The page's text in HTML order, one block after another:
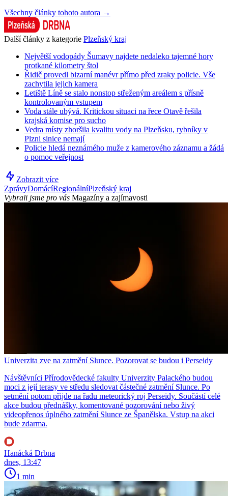
Všechny články tohoto autora →
Další články z kategorie Plzeňský kraj
Největší vodopády Šumavy najdete nedaleko tajemné hory
protkané kilometry štol
Řidič provedl bizarní manévr přímo před zraky policie. Vše
zachytila jejich kamera
Letiště Líně se stalo nonstop střeženým areálem s přísně
kontrolovaným vstupem
Voda stále ubývá. Kritickou situaci na řece Otavě řešila
krajská komise pro sucho
Vedra místy zhoršila kvalitu vody na Plzeňsku, rybníky v
Plzni sinice nemají
Policie hledá neznámého muže z kamerového záznamu a žádá
o pomoc veřejnost
Zobrazit více
ZprávyDomácíRegionálníPlzeňský kraj
Vybrali jsme pro vás Magazíny a zajímavosti
Univerzita zve na zatmění Slunce. Pozorovat se budou i Perseidy
Návštěvníci Přírodovědecké fakulty Univerzity Palackého budou
moci z její terasy ve středu sledovat částečné zatmění Slunce. Po
setmění potom přijde na řadu meteorický roj Perseidy. Součástí celé
akce budou přednášky, komentované pozorování nebo živý
videopřenos úplného zatmění Slunce ze Španělska. Vstup na akci
bude zdarma.
Hanácká Drbna
dnes, 13:47
1 min